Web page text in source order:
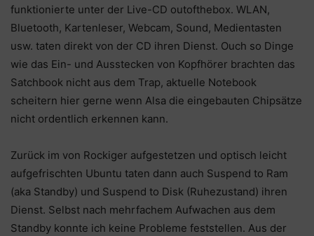
funktionierte unter der Live-CD outofthebox. WLAN,
Bluetooth, Kartenleser, Webcam, Sound, Medientasten
usw. taten direkt von der CD ihren Dienst. Ouch so Dinge
wie das Ein- und Ausstecken von Kopfhörer brachten das
Satchbook nicht aus dem Trap, aktuelle Notebook
scheitern hier gerne wenn Alsa die eingebauten Chipsätze
nicht ordentlich erkennen kann.
Zurück im von Rockiger aufgestetzen und optisch leicht
aufgefrischten Ubuntu taten dann auch Suspend to Ram
(aka Standby) und Suspend to Disk (Ruhezustand) ihren
Dienst. Selbst nach mehrfachem Aufwachen aus dem
Standby konnte ich keine Probleme feststellen. Aus der